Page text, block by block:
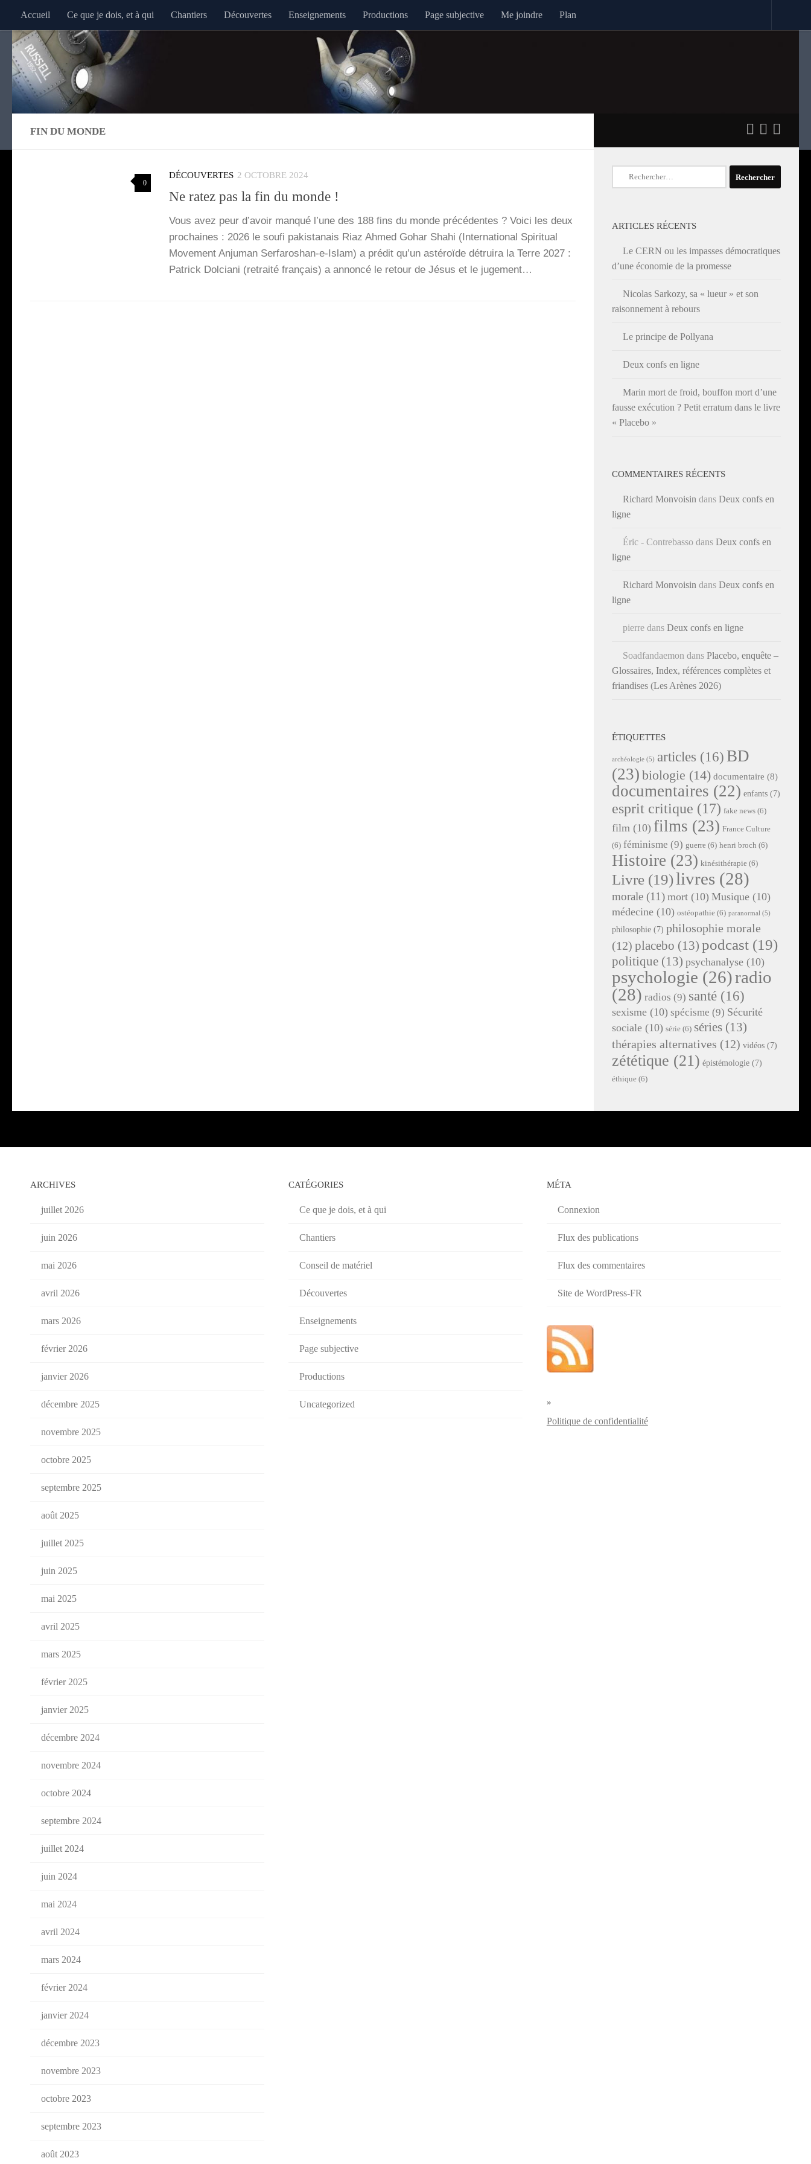
Au dessous du contenu
Accueil Ce que je dois, et à qui Chantiers Découvertes Enseignements Productions Page subjective Me joindre Plan
FIN DU MONDE
0
DÉCOUVERTES 2 OCTOBRE 2024
Ne ratez pas la fin du monde !
Vous avez peur d’a­voir man­qué l’une des 188 fins du monde pré­cé­dentes ? Voi­ci les deux
pro­chaines : 2026 le sou­fi pakis­ta­nais Riaz Ahmed Gohar Sha­hi (Inter­na­tio­nal Spi­ri­tual
Move­ment Anju­man Ser­­fa­­ro­­shan-e-Islam) a pré­dit qu’un asté­roïde détrui­ra la Terre 2027 :
Patrick Dol­cia­ni (retrai­té fran­çais) a annon­cé le retour de Jésus et le juge­ment…
Rechercher :
ARTICLES RÉCENTS
Le CERN ou les impasses démocratiques
d’une économie de la promesse
Nicolas Sarkozy, sa « lueur » et son
raisonnement à rebours
Le principe de Pollyana
Deux confs en ligne
Marin mort de froid, bouffon mort d’une
fausse exécution ? Petit erratum dans le livre
« Placebo »
COMMENTAIRES RÉCENTS
Richard Monvoisin dans Deux confs en
ligne
Éric - Contrebasso dans Deux confs en
ligne
Richard Monvoisin dans Deux confs en
ligne
pierre dans Deux confs en ligne
Soadfandaemon dans Placebo, enquête –
Glossaires, Index, références complètes et
friandises (Les Arènes 2026)
ÉTIQUETTES
archéologie (5) articles (16) BD
(23) biologie (14) documentaire (8)
documentaires (22) enfants (7)
esprit critique (17) fake news (6)
film (10) films (23) France Culture
(6) féminisme (9) guerre (6) henri broch (6)
Histoire (23) kinésithérapie (6)
Livre (19)livres (28)
morale (11) mort (10) Musique (10)
médecine (10) ostéopathie (6) paranormal (5)
philosophie (7) philosophie morale
(12) placebo (13) podcast (19)
politique (13) psychanalyse (10)
psychologie (26)radio
(28) radios (9) santé (16)
sexisme (10) spécisme (9) Sécurité
sociale (10) série (6) séries (13)
thérapies alternatives (12) vidéos (7)
zététique (21) épistémologie (7)
éthique (6)
ARCHIVES
juillet 2026
juin 2026
mai 2026
avril 2026
mars 2026
février 2026
janvier 2026
décembre 2025
novembre 2025
octobre 2025
septembre 2025
août 2025
juillet 2025
juin 2025
mai 2025
avril 2025
mars 2025
février 2025
janvier 2025
décembre 2024
novembre 2024
octobre 2024
septembre 2024
juillet 2024
juin 2024
mai 2024
avril 2024
mars 2024
février 2024
janvier 2024
décembre 2023
novembre 2023
octobre 2023
septembre 2023
août 2023
CATÉGORIES
Ce que je dois, et à qui
Chantiers
Conseil de matériel
Découvertes
Enseignements
Page subjective
Productions
Uncategorized
MÉTA
Connexion
Flux des publications
Flux des commentaires
Site de WordPress-FR
»
Politique de confidentialité